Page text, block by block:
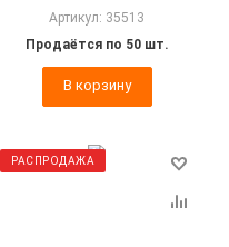
Артикул: 35513
Продаётся по 50 шт.
В корзину
РАСПРОДАЖА